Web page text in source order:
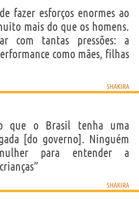
fazer esforços enormes ao
mais do que os homens.
com tantas pressões: a
como mães, filhas
SHAKIRA
que o Brasil tenha uma
[do governo]. Ninguém
para entender a
SHAKIRA